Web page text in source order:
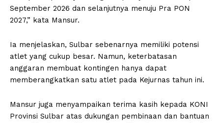
September 2026 dan selanjutnya menuju Pra PON
2027,” kata Mansur.
Ia menjelaskan, Sulbar sebenarnya memiliki potensi
atlet yang cukup besar. Namun, keterbatasan
anggaran membuat kontingen hanya dapat
memberangkatkan satu atlet pada Kejurnas tahun ini.
Mansur juga menyampaikan terima kasih kepada KONI
Provinsi Sulbar atas dukungan pembinaan dan bantuan